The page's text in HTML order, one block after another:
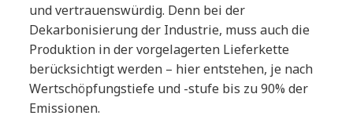
und vertrauenswürdig. Denn bei der
Dekarbonisierung der Industrie, muss auch die
Produktion in der vorgelagerten Lieferkette
berücksichtigt werden – hier entstehen, je nach
Wertschöpfungstiefe und -stufe bis zu 90% der
Emissionen.